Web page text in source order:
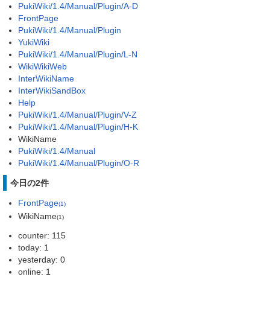
PukiWiki/1.4/Manual/Plugin/A-D
FrontPage
PukiWiki/1.4/Manual/Plugin
YukiWiki
PukiWiki/1.4/Manual/Plugin/L-N
WikiWikiWeb
InterWikiName
InterWikiSandBox
Help
PukiWiki/1.4/Manual/Plugin/V-Z
PukiWiki/1.4/Manual/Plugin/H-K
WikiName
PukiWiki/1.4/Manual
PukiWiki/1.4/Manual/Plugin/O-R
今日の2件
FrontPage(1)
WikiName(1)
counter: 115
today: 1
yesterday: 0
online: 1